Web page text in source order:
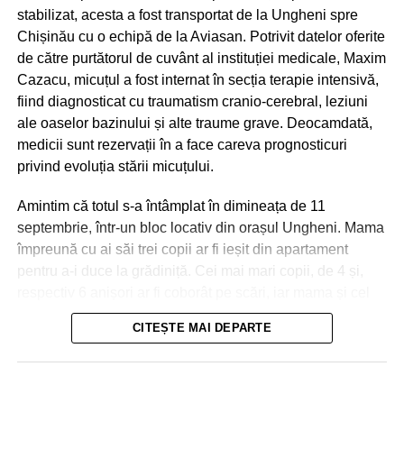
Nici în Chișinău situația nu a fost una mai bună. Aici
stabilizat, acesta a fost transportat de la Ungheni spre
Chișinău cu o echipă de la Aviasan. Potrivit datelor oferite
de către purtătorul de cuvânt al instituției medicale, Maxim
Cazacu, micuțul a fost internat în secția terapie intensivă,
fiind diagnosticat cu traumatism cranio-cerebral, leziuni
ale oaselor bazinului și alte traume grave. Deocamdată,
medicii sunt rezervații în a face careva prognosticuri
privind evoluția stării micuțului.
Amintim că totul s-a întâmplat în dimineața de 11
septembrie, într-un bloc locativ din orașul Ungheni. Mama
împreună cu ai săi trei copii ar fi ieșit din apartament
pentru a-i duce la grădiniță. Cei mai mari copii, de 4 și,
de-al treilea micuț, de 2 ani, urmau să meargă cu
ascensorul. La ușile deschise ale liftului, mama a reușit
CITEȘTE MAI DEPARTE